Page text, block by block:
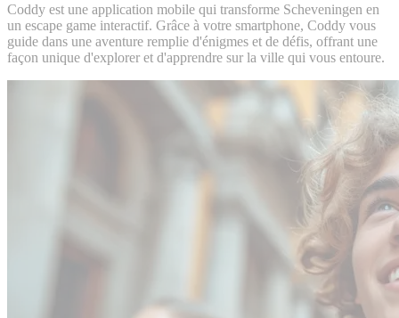
Coddy est une application mobile qui transforme Scheveningen en
un escape game interactif. Grâce à votre smartphone, Coddy vous
guide dans une aventure remplie d'énigmes et de défis, offrant une
façon unique d'explorer et d'apprendre sur la ville qui vous entoure.